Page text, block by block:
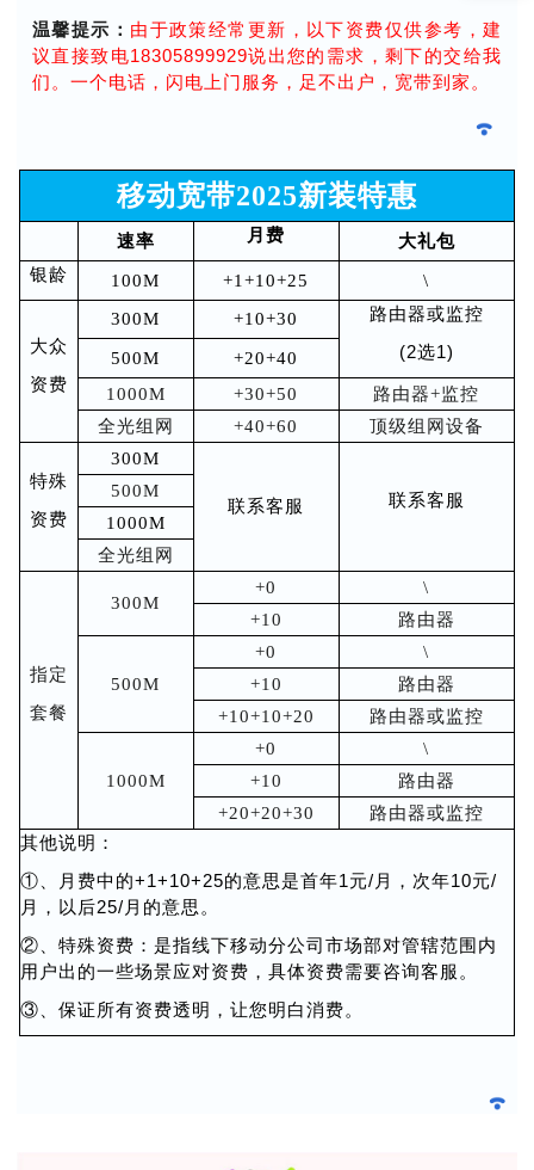
温馨提示： 由于政策经常更新，以下资费仅供参考，建
议直接致电18305899929说出您的需求，剩下的交给我
们。一个电话，闪电上门服务，足不出户，宽带到家。
移动宽带2025新装特惠
速率 月费 大礼包
银龄 100M +1+10+25 \
大众
资费
300M +10+30 路由器或监控
(2选1)
500M
+20+40
1000M
+30+50
路由器+监控
全光组网
+40+60 顶级组网设备
特殊
资费
300M
联系客服 联系客服
500M
1000M
全光组网
指定
套餐
300M
+0
\
+10
路由器
500M
+0
\
+10
路由器
+10+10+20
路由器或监控
1000M
+0
\
+10
路由器
+20+20+30
路由器或监控
其他说明：
①、月费中的+1+10+25的意思是首年1元/月，次年10元/
月，以后25/月的意思。
②、特殊资费：是指线下移动分公司市场部对管辖范围内
用户出的一些场景应对资费，具体资费需要咨询客服。
③、保证所有资费透明，让您明白消费。